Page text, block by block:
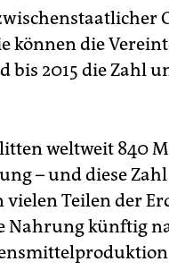
können die
bis 2015 die Zahl
weltweit 840
– und diese
vielen Teilen der
Nahrung künftig